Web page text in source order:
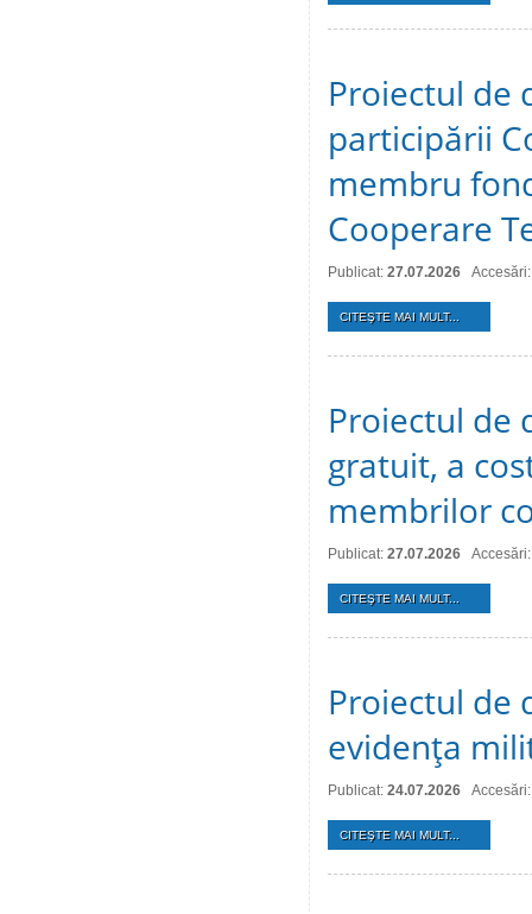
Proiectul de
participării
membru
Cooperare
Publicat: 27.07.2026
CITEŞTE MAI MULT...
Proiectul de
gratuit, a
membrilor
Publicat: 27.07.2026
CITEŞTE MAI MULT...
Proiectul de
evidenţa
Publicat: 24.07.2026
CITEŞTE MAI MULT...